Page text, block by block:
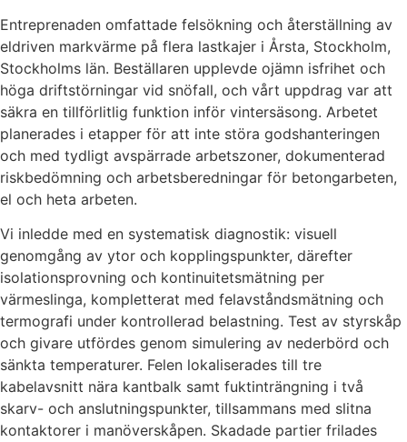
Entreprenaden omfattade felsökning och återställning av
eldriven markvärme på flera lastkajer i Årsta, Stockholm,
Stockholms län. Beställaren upplevde ojämn isfrihet och
höga driftstörningar vid snöfall, och vårt uppdrag var att
säkra en tillförlitlig funktion inför vintersäsong. Arbetet
planerades i etapper för att inte störa godshanteringen
och med tydligt avspärrade arbetszoner, dokumenterad
riskbedömning och arbetsberedningar för betongarbeten,
el och heta arbeten.
Vi inledde med en systematisk diagnostik: visuell
genomgång av ytor och kopplingspunkter, därefter
isolationsprovning och kontinuitetsmätning per
värmeslinga, kompletterat med felavståndsmätning och
termografi under kontrollerad belastning. Test av styrskåp
och givare utfördes genom simulering av nederbörd och
sänkta temperaturer. Felen lokaliserades till tre
kabelavsnitt nära kantbalk samt fuktinträngning i två
skarv- och anslutningspunkter, tillsammans med slitna
kontaktorer i manöverskåpen. Skadade partier frilades